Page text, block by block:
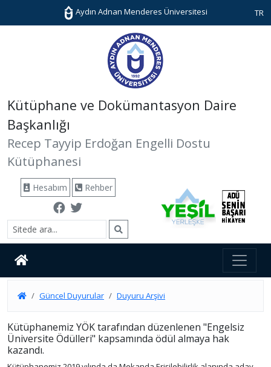
Aydın Adnan Menderes Üniversitesi TR
Kütüphane ve Dokümantasyon Daire
Başkanlığı
Recep Tayyip Erdoğan Engelli Dostu
Kütüphanesi
Hesabım Rehber
Güncel Duyurular Duyuru Arşivi
Kütüphanemiz YÖK tarafından düzenlenen "Engelsiz
Üniversite Ödülleri" kapsamında ödül almaya hak
kazandı.